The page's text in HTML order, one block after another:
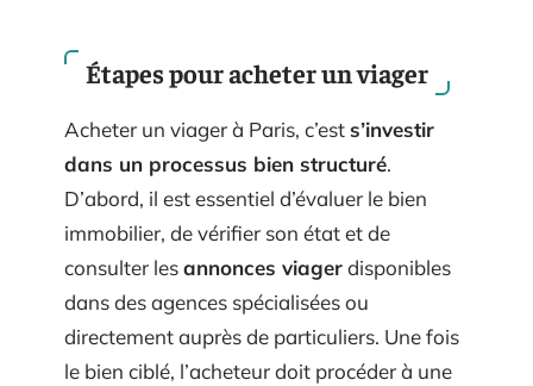
Étapes pour acheter un viager
Acheter un viager à Paris, c’ests’investir
dans un processus bien structuré.
D’abord, il est essentiel d’évaluer le bien
immobilier, de vérifier son état et de
consulter lesannonces viagerdisponibles
dans des agences spécialisées ou
directement auprès de particuliers. Une fois
le bien ciblé, l’acheteur doit procéder à une